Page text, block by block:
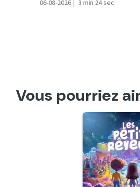
06-08-2026 | 3 min 24 sec
Vous pourriez